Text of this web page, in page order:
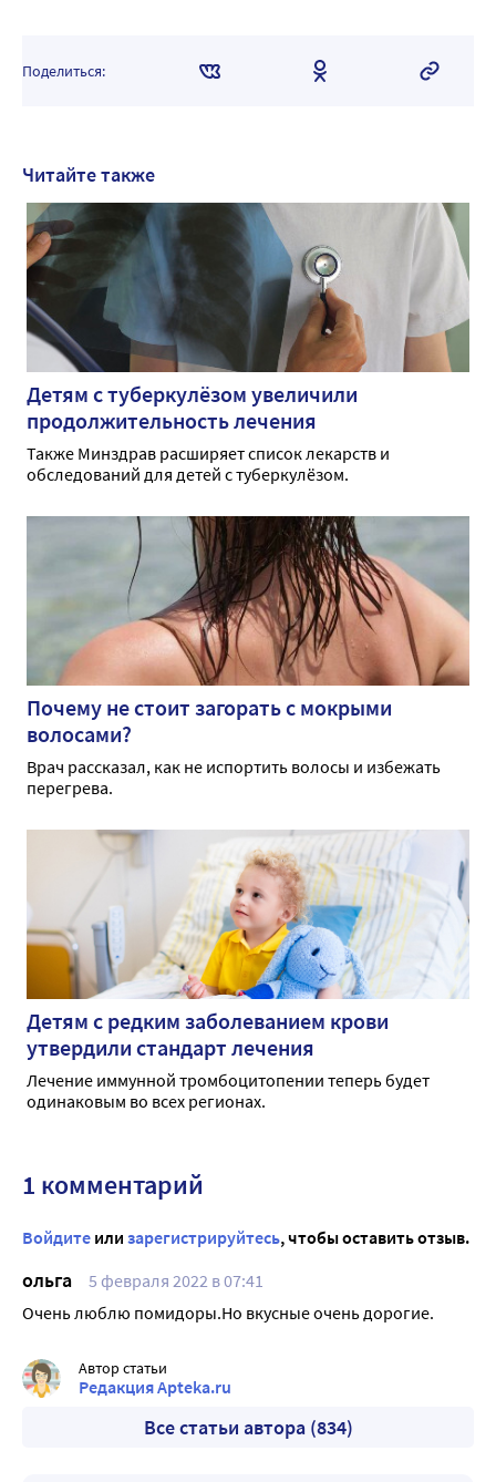
Поделиться:
Читайте также
Детям с туберкулёзом увеличили
продолжительность лечения
Также Минздрав расширяет список лекарств и
обследований для детей с туберкулёзом.
Почему не стоит загорать с мокрыми
волосами?
Врач рассказал, как не испортить волосы и избежать
перегрева.
Детям с редким заболеванием крови
утвердили стандарт лечения
Лечение иммунной тромбоцитопении теперь будет
одинаковым во всех регионах.
1 комментарий
Войдите или зарегистрируйтесь, чтобы оставить отзыв.
ольга
5 февраля 2022 в 07:41
Очень люблю помидоры.Но вкусные очень дорогие.
Автор статьи
Редакция Apteka.ru
Все статьи автора (834)